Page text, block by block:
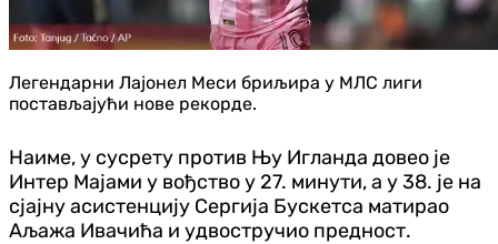
Легендарни Лајонел Меси бриљира у МЛС лиги
постављајући нове рекорде.
Наиме, у сусрету против Њу Игланда довео је
Интер Мајами у вођство у 27. минути, а у 38. је на
сјајну асистенцију Сергија Бускетса матирао
Аљажа Ивачића и удвостручио предност.